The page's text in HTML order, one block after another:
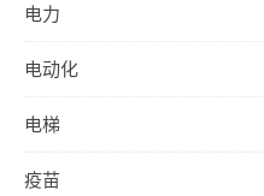
电力
电动化
电梯
疫苗